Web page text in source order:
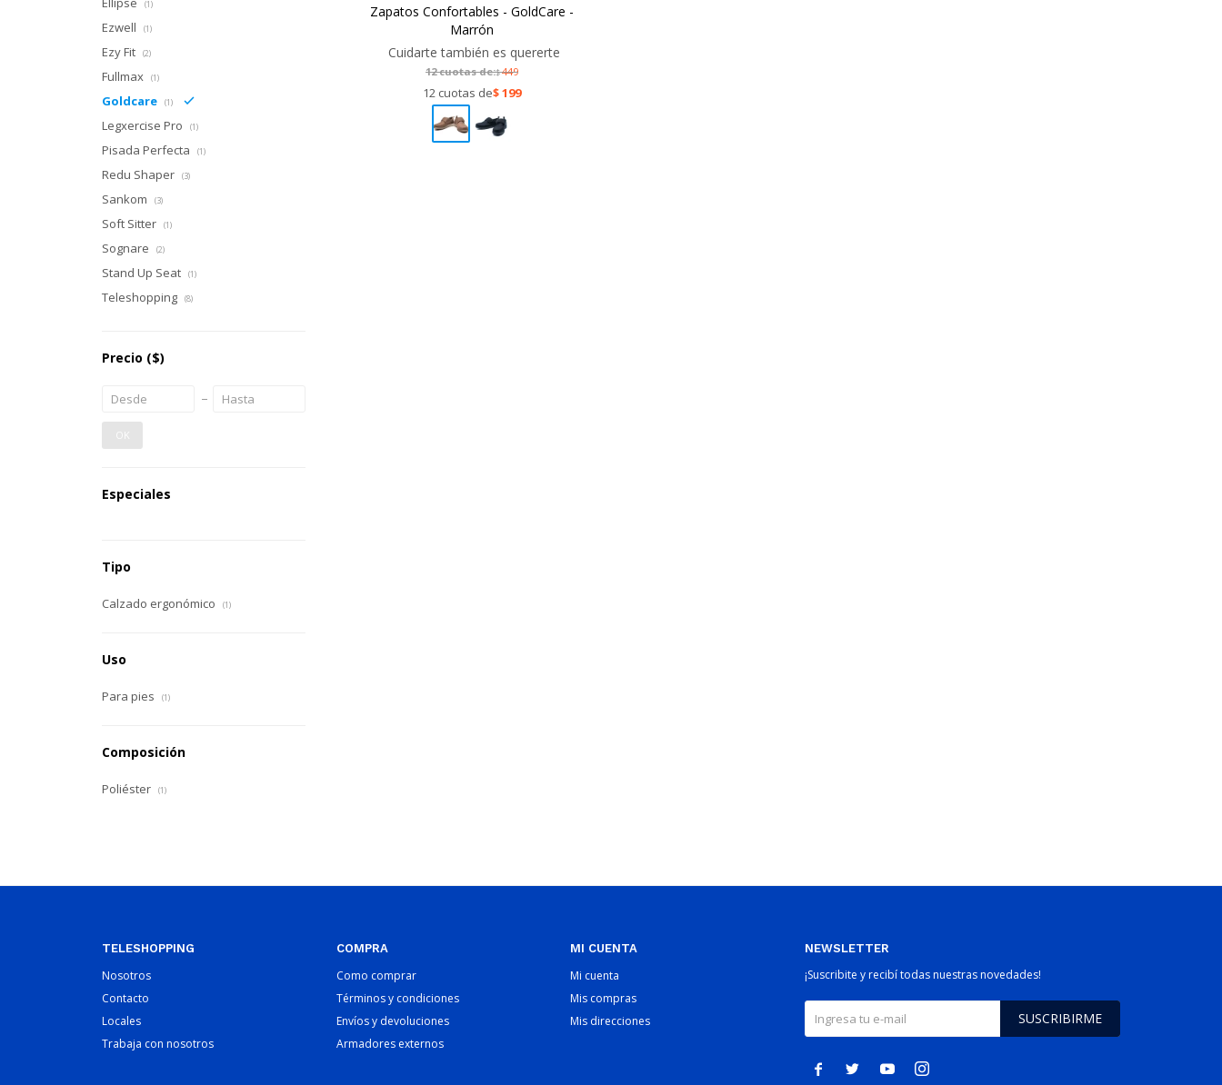
Zapatos Confortables - GoldCare -
Marrón
Cuidarte también es quererte
12 cuotas de:$449
12 cuotas de$199
(1)
Ezwell (1)
Ezy Fit (2)
Fullmax (1)
Goldcare (1)
Legxercise Pro (1)
Pisada Perfecta (1)
Redu Shaper (3)
Sankom (3)
Soft Sitter (1)
Sognare (2)
Stand Up Seat (1)
Teleshopping (8)
Precio ($)
OK
Especiales
Tipo
Calzado ergonómico (1)
Uso
Para pies (1)
Composición
Poliéster (1)
TELESHOPPING
Nosotros
Contacto
Locales
Trabaja con nosotros
COMPRA
Como comprar
Términos y condiciones
Envíos y devoluciones
Armadores externos
MI CUENTA
Mi cuenta
Mis compras
Mis direcciones
NEWSLETTER
¡Suscribite y recibí todas nuestras novedades!
SUSCRIBIRME
   